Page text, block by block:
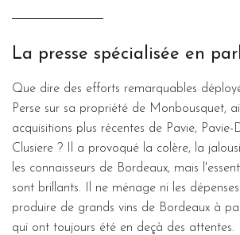
La presse spécialisée en
Que dire des efforts remarquables
Perse sur sa propriété de Monbousquet,
acquisitions plus récentes de Pavie, Pavie-
Clusiere ? Il a provoqué la colère, la
les connaisseurs de Bordeaux, mais
sont brillants. Il ne ménage ni les
produire de grands vins de Bordeaux à
qui ont toujours été en deçà des attentes.